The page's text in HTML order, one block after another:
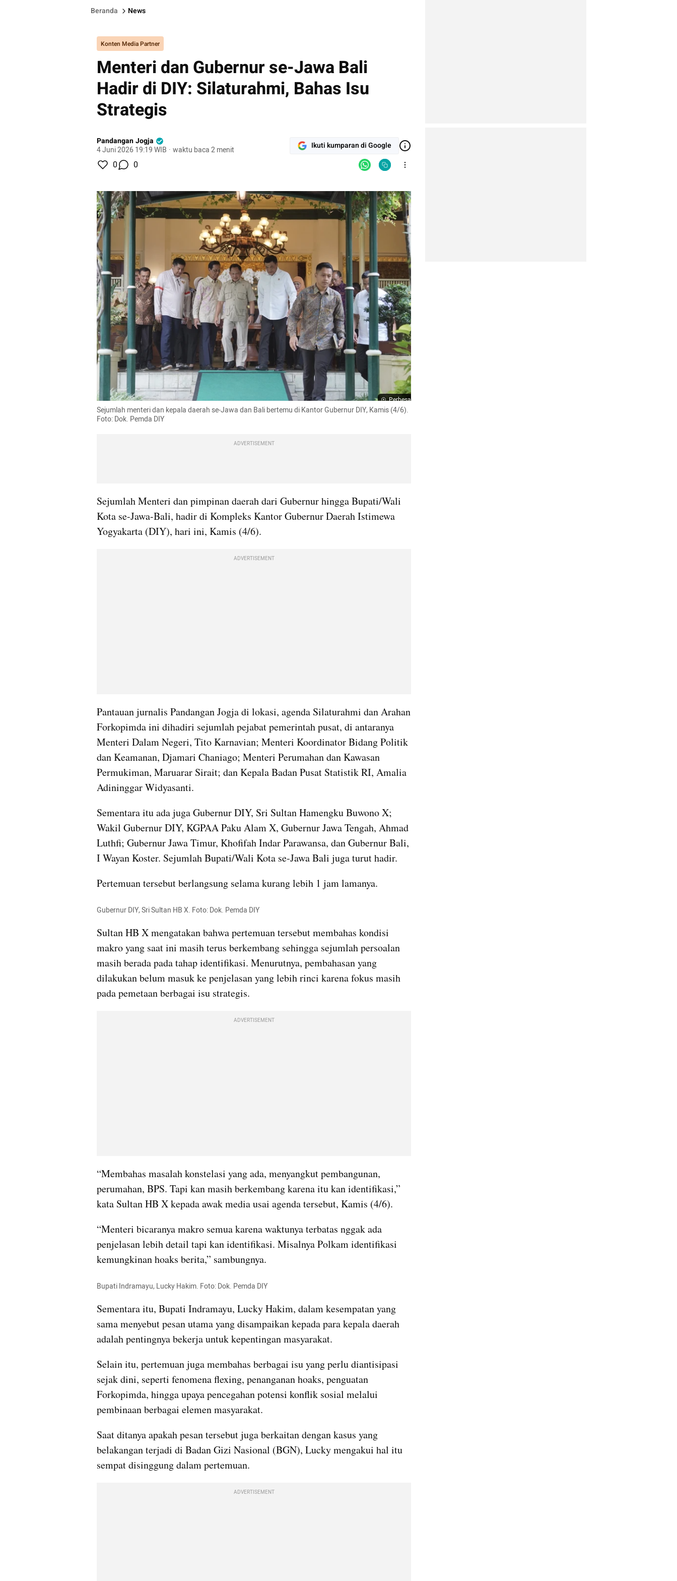
Beranda News
Konten Media Partner
Menteri dan Gubernur se-Jawa Bali
Hadir di DIY: Silaturahmi, Bahas Isu
Strategis
Pandangan Jogja
4 Juni 2026 19:19 WIB · waktu baca 2 menit Ikuti kumparan di Google
0 0
Perbesar
Sejumlah menteri dan kepala daerah se-Jawa dan Bali bertemu di Kantor Gubernur DIY, Kamis (4/6).
Foto: Dok. Pemda DIY
ADVERTISEMENT
Sejumlah Menteri dan pimpinan daerah dari Gubernur hingga Bupati/Wali
Kota se-Jawa-Bali, hadir di Kompleks Kantor Gubernur Daerah Istimewa
Yogyakarta (DIY), hari ini, Kamis (4/6).
ADVERTISEMENT
Pantauan jurnalis Pandangan Jogja di lokasi, agenda Silaturahmi dan Arahan
Forkopimda ini dihadiri sejumlah pejabat pemerintah pusat, di antaranya
Menteri Dalam Negeri, Tito Karnavian; Menteri Koordinator Bidang Politik
dan Keamanan, Djamari Chaniago; Menteri Perumahan dan Kawasan
Permukiman, Maruarar Sirait; dan Kepala Badan Pusat Statistik RI, Amalia
Adininggar Widyasanti.
Sementara itu ada juga Gubernur DIY, Sri Sultan Hamengku Buwono X;
Wakil Gubernur DIY, KGPAA Paku Alam X, Gubernur Jawa Tengah, Ahmad
Luthfi; Gubernur Jawa Timur, Khofifah Indar Parawansa, dan Gubernur Bali,
I Wayan Koster. Sejumlah Bupati/Wali Kota se-Jawa Bali juga turut hadir.
Pertemuan tersebut berlangsung selama kurang lebih 1 jam lamanya.
Gubernur DIY, Sri Sultan HB X. Foto: Dok. Pemda DIY
Sultan HB X mengatakan bahwa pertemuan tersebut membahas kondisi
makro yang saat ini masih terus berkembang sehingga sejumlah persoalan
masih berada pada tahap identifikasi. Menurutnya, pembahasan yang
dilakukan belum masuk ke penjelasan yang lebih rinci karena fokus masih
pada pemetaan berbagai isu strategis.
ADVERTISEMENT
“Membahas masalah konstelasi yang ada, menyangkut pembangunan,
perumahan, BPS. Tapi kan masih berkembang karena itu kan identifikasi,”
kata Sultan HB X kepada awak media usai agenda tersebut, Kamis (4/6).
“Menteri bicaranya makro semua karena waktunya terbatas nggak ada
penjelasan lebih detail tapi kan identifikasi. Misalnya Polkam identifikasi
kemungkinan hoaks berita,” sambungnya.
Bupati Indramayu, Lucky Hakim. Foto: Dok. Pemda DIY
Sementara itu, Bupati Indramayu, Lucky Hakim, dalam kesempatan yang
sama menyebut pesan utama yang disampaikan kepada para kepala daerah
adalah pentingnya bekerja untuk kepentingan masyarakat.
Selain itu, pertemuan juga membahas berbagai isu yang perlu diantisipasi
sejak dini, seperti fenomena flexing, penanganan hoaks, penguatan
Forkopimda, hingga upaya pencegahan potensi konflik sosial melalui
pembinaan berbagai elemen masyarakat.
Saat ditanya apakah pesan tersebut juga berkaitan dengan kasus yang
belakangan terjadi di Badan Gizi Nasional (BGN), Lucky mengakui hal itu
sempat disinggung dalam pertemuan.
ADVERTISEMENT